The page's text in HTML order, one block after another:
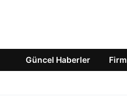
Güncel Haberler